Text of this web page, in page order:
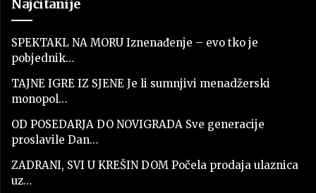
Najčitanije
SPEKTAKL NA MORU Iznenađenje – evo tko je
pobjednik…
TAJNE IGRE IZ SJENE Je li sumnjivi menadžerski
monopol…
OD POSEDARJA DO NOVIGRADA Sve generacije
proslavile Dan…
ZADRANI, SVI U KREŠIN DOM Počela prodaja ulaznica
uz…